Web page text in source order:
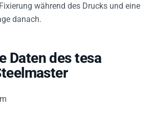
während des Drucks und eine
danach.
Daten des tesa